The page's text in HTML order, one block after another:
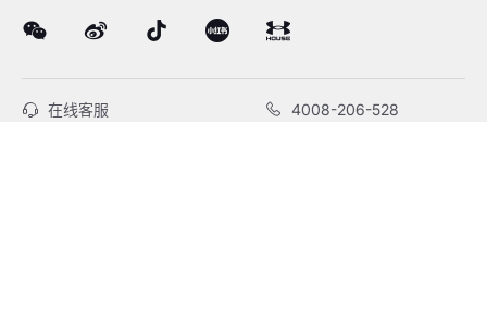
在线客服 4008-206-528